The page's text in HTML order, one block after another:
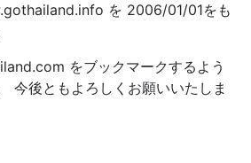
を 2006/01/01をも
をブックマークするよう
今後ともよろしくお願いいたしま